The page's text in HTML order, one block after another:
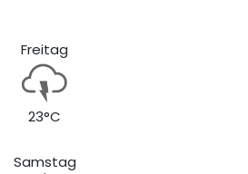
Freitag
23°C
Samstag